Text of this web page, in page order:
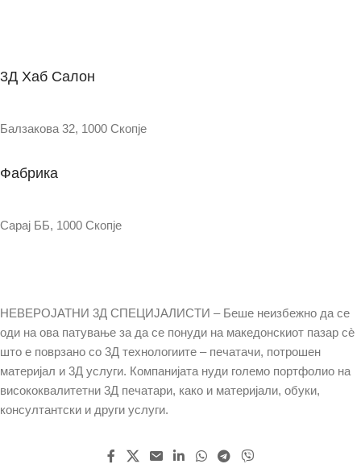
3Д Хаб Салон
Балзакова 32, 1000 Скопје
Фабрика
Сарај ББ, 1000 Скопје
НЕВЕРОЈАТНИ 3Д СПЕЦИЈАЛИСТИ – Беше неизбежно да се
оди на ова патување за да се понуди на македонскиот пазар сè
што е поврзано со 3Д технологиите – печатачи, потрошен
материјал и 3Д услуги. Компанијата нуди големо портфолио на
висококвалитетни 3Д печатари, како и материјали, обуки,
консултантски и други услуги.